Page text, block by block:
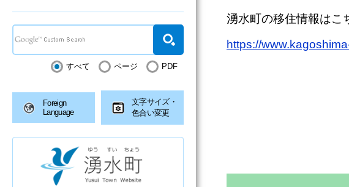
すべて ページ PDF
Foreign
Language
文字サイズ・
色合い変更
湧水町の移住情報はこ
https://